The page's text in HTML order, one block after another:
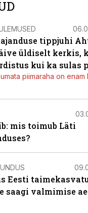
tippjuhi
üldiselt kerkis,
kui ka sulas
piimaraha on enam
mis toimub Läti
Eesti
saagi valmimise